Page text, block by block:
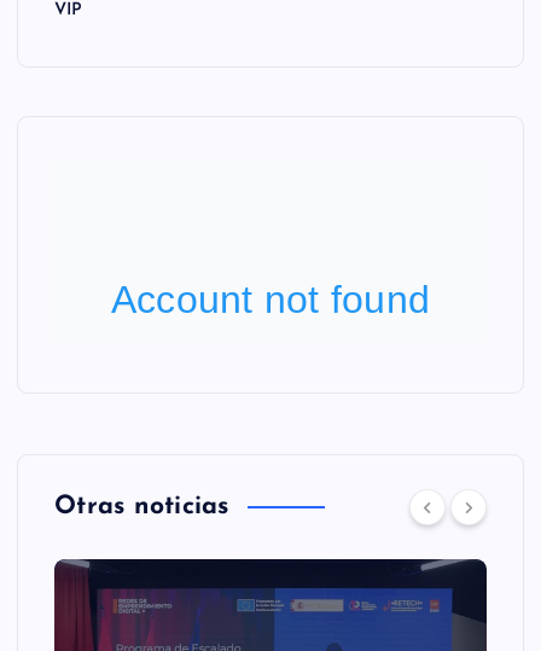
VIP
Otras noticias